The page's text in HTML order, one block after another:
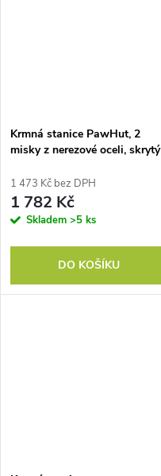
Krmná stanice PawHut, 2
misky z nerezové oceli, skrytý
x 41 cm, černá + stříbrná
1 473 Kč bez DPH
1 782 Kč
Skladem >5 ks
DO KOŠÍKU